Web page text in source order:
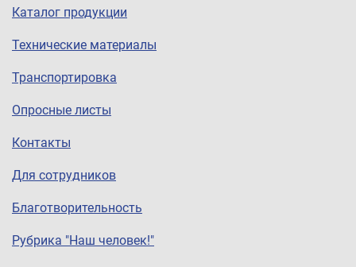
Каталог продукции
Технические материалы
Транспортировка
Опросные листы
Контакты
Для сотрудников
Благотворительность
Рубрика "Наш человек!"